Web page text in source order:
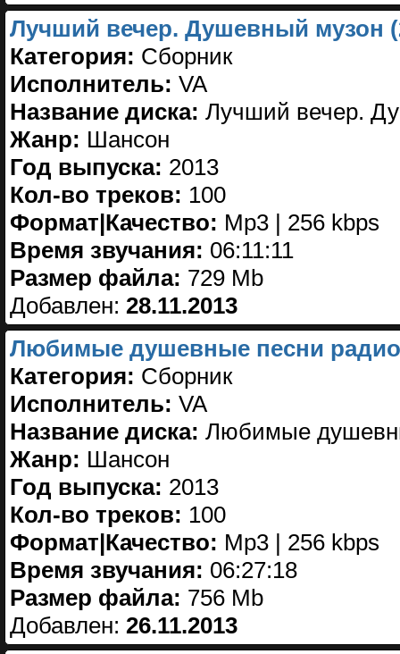
Лучший вечер. Душевный музон
Категория: Сборник
Исполнитель: VA
Название диска: Лучший вечер.
Жанр: Шансон
Год выпуска: 2013
Кол-во треков: 100
Формат|Качество: Mp3 | 256 kbps
Время звучания: 06:11:11
Размер файла: 729 Mb
Добавлен: 28.11.2013
Любимые душевные песни
Категория: Сборник
Исполнитель: VA
Название диска: Любимые
Жанр: Шансон
Год выпуска: 2013
Кол-во треков: 100
Формат|Качество: Mp3 | 256 kbps
Время звучания: 06:27:18
Размер файла: 756 Mb
Добавлен: 26.11.2013